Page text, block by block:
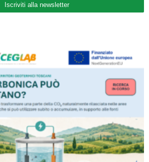
Iscriviti alla newsletter